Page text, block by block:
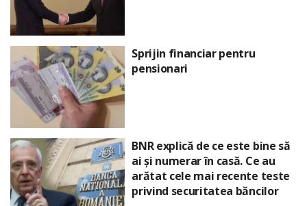
Sprijin financiar pentru
pensionari
BNR explică de ce este bine să
ai și numerar în casă. Ce au
arătat cele mai recente teste
privind securitatea băncilor